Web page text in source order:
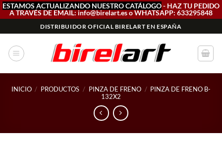
ESTAMOS ACTUALIZANDO NUESTRO CATÁLOGO- HAZ TU PEDIDO
A TRAVÉS DE EMAIL: info@birelart.es o WHATSAPP: 633295848
al
contenido
DISTRIBUIDOR OFICIAL BIRELART EN ESPAÑA
INICIO / PRODUCTOS / PINZA DE FRENO / PINZA DE FRENO B-
132X2